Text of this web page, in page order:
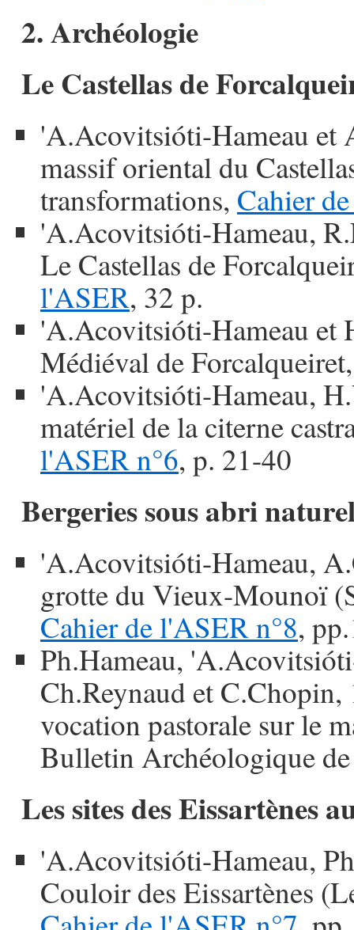
2. Archéologie
Le Castellas de
'A.Acovitsióti-Hameau et
massif oriental du
transformations, Cahier
'A.Acovitsióti-Hameau,
Le Castellas de
l'ASER, 32 p.
'A.Acovitsióti-Hameau et
Médiéval de
'A.Acovitsióti-Hameau,
matériel de la citerne
l'ASER n°6, p. 21-40
Bergeries sous abri
'A.Acovitsióti-Hameau,
grotte du Vieux-Mounoï
Cahier de l'ASER n°8,
Ph.Hameau,
Ch.Reynaud et C.Chopin,
vocation pastorale sur le
Bulletin Archéologique
Les sites des Eissartènes
'A.Acovitsióti-Hameau,
Couloir des Eissartènes